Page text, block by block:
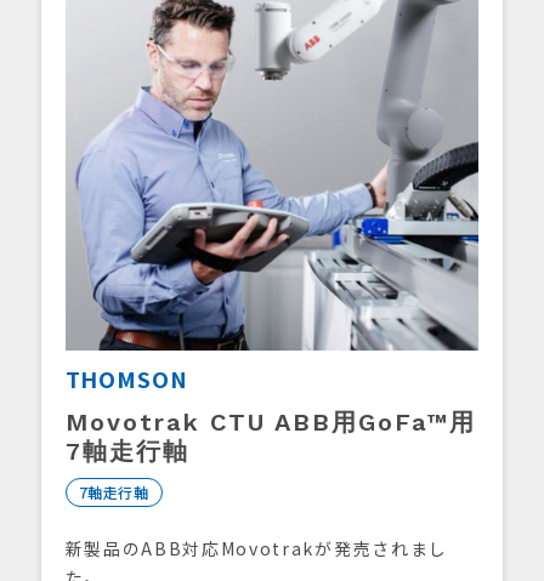
THOMSON
Movotrak CTU ABB用GoFa™用
7軸走行軸
7軸走行軸
新製品のABB対応Movotrakが発売されまし